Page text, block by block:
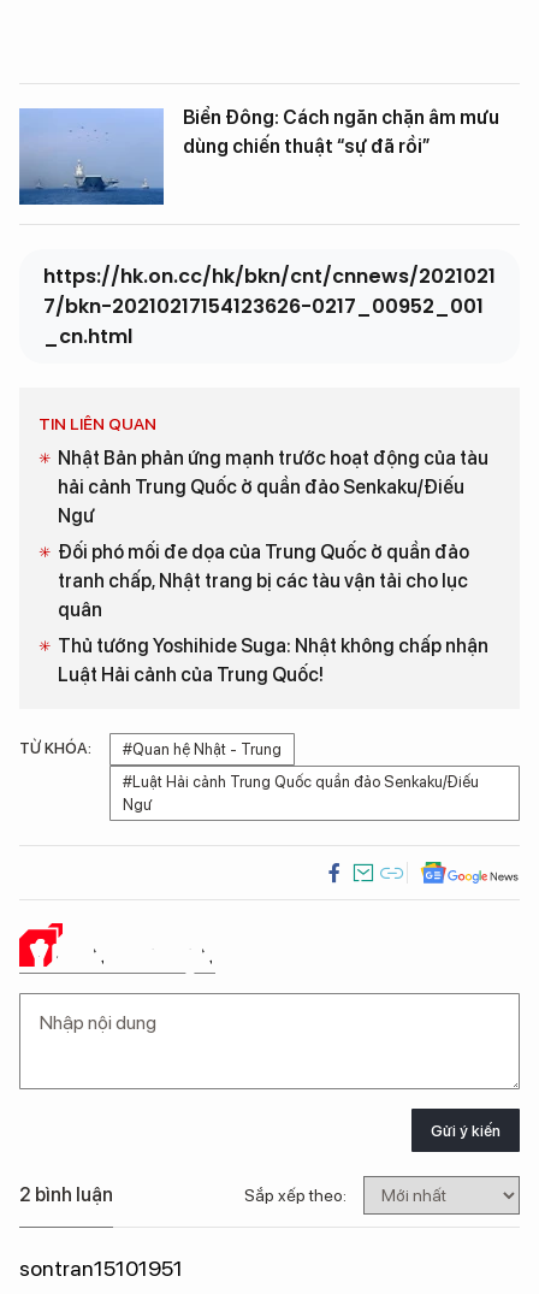
Biển Đông: Cách ngăn chặn âm mưu
dùng chiến thuật “sự đã rồi”
https://hk.on.cc/hk/bkn/cnt/cnnews/2021021
7/bkn-20210217154123626-0217_00952_001
_cn.html
TIN LIÊN QUAN
Nhật Bản phản ứng mạnh trước hoạt động của tàu
hải cảnh Trung Quốc ở quần đảo Senkaku/Điếu
Ngư
Đối phó mối đe dọa của Trung Quốc ở quần đảo
tranh chấp, Nhật trang bị các tàu vận tải cho lục
quân
Thủ tướng Yoshihide Suga: Nhật không chấp nhận
Luật Hải cảnh của Trung Quốc!
TỪ KHÓA:
#Quan hệ Nhật - Trung
#Luật Hải cảnh Trung Quốc quần đảo Senkaku/Điếu
Ngư
Ý KIẾN CỦA BẠN
Gửi ý kiến
2 bình luận Sắp xếp theo:
sontran15101951